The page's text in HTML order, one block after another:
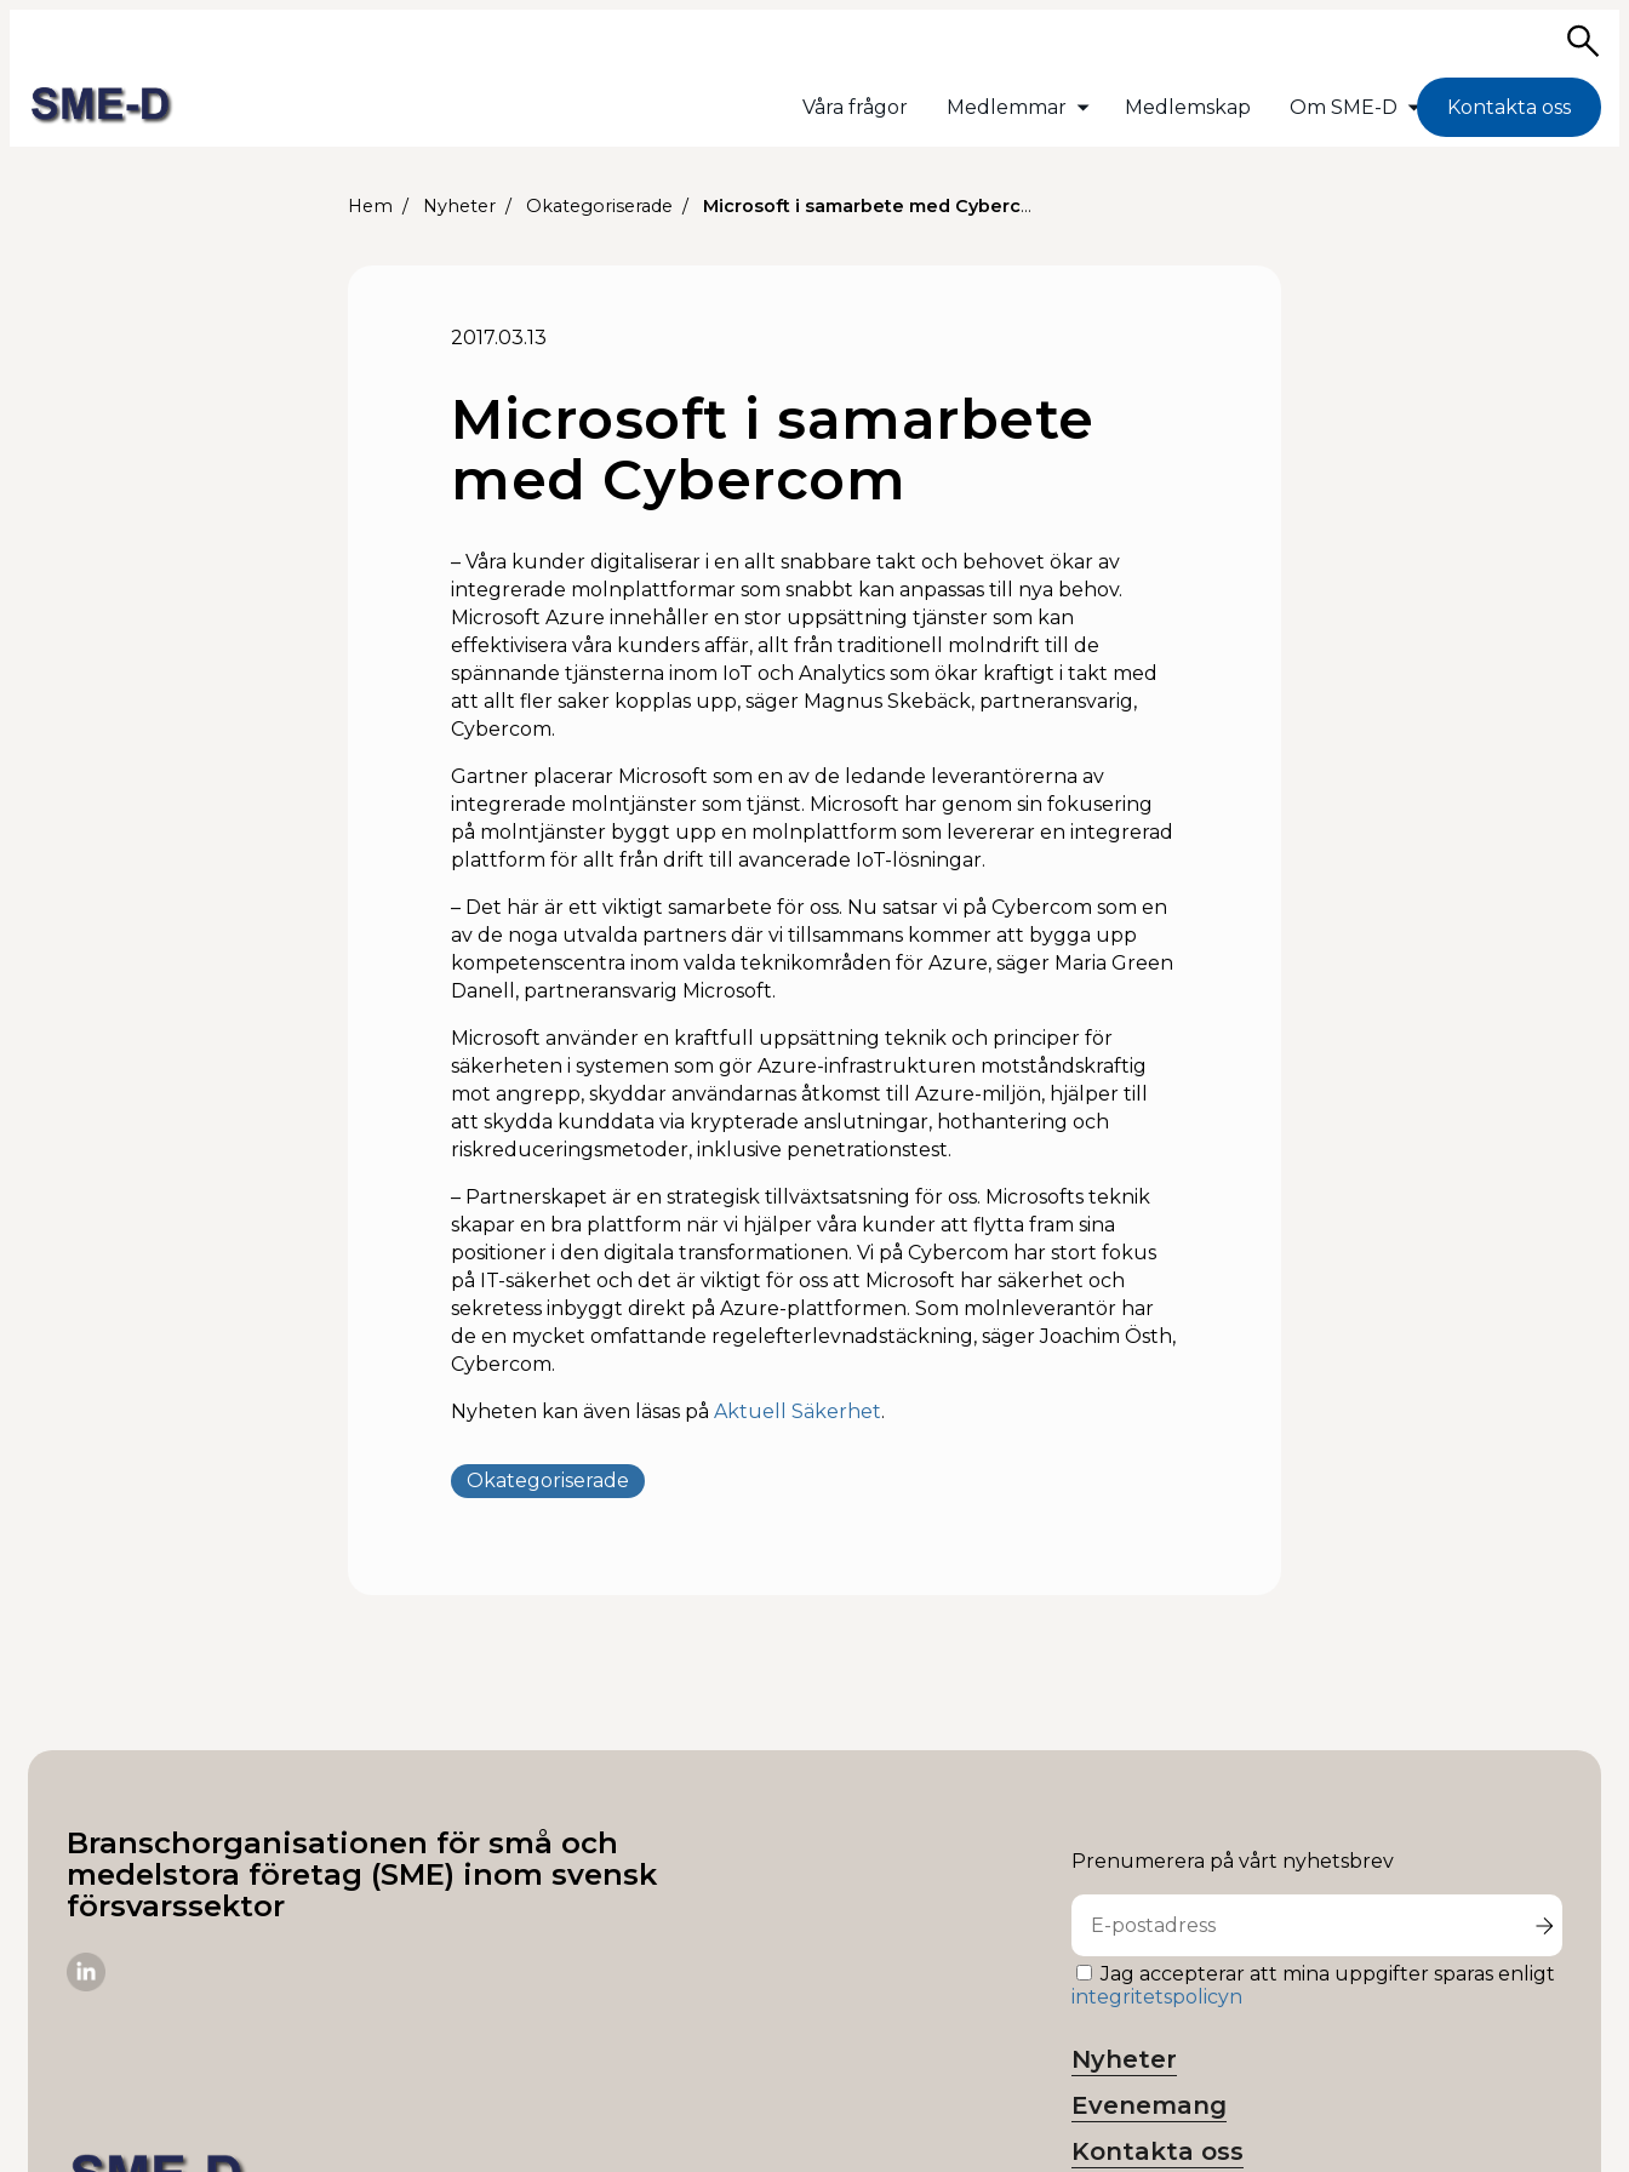
Våra frågor Medlemmar Medlemskap Om SME-D Kontakta oss
Hem Nyheter Okategoriserade Microsoft i samarbete med Cybercom
2017.03.13
Microsoft i samarbete
med Cybercom
– Våra kunder digitaliserar i en allt snabbare takt och behovet ökar av
integrerade molnplattformar som snabbt kan anpassas till nya behov.
Microsoft Azure innehåller en stor uppsättning tjänster som kan
effektivisera våra kunders affär, allt från traditionell molndrift till de
spännande tjänsterna inom IoT och Analytics som ökar kraftigt i takt med
att allt fler saker kopplas upp, säger Magnus Skebäck, partneransvarig,
Cybercom.
Gartner placerar Microsoft som en av de ledande leverantörerna av
integrerade molntjänster som tjänst. Microsoft har genom sin fokusering
på molntjänster byggt upp en molnplattform som levererar en integrerad
plattform för allt från drift till avancerade IoT-lösningar.
– Det här är ett viktigt samarbete för oss. Nu satsar vi på Cybercom som en
av de noga utvalda partners där vi tillsammans kommer att bygga upp
kompetenscentra inom valda teknikområden för Azure, säger Maria Green
Danell, partneransvarig Microsoft.
Microsoft använder en kraftfull uppsättning teknik och principer för
säkerheten i systemen som gör Azure-infrastrukturen motståndskraftig
mot angrepp, skyddar användarnas åtkomst till Azure-miljön, hjälper till
att skydda kunddata via krypterade anslutningar, hothantering och
riskreduceringsmetoder, inklusive penetrationstest.
– Partnerskapet är en strategisk tillväxtsatsning för oss. Microsofts teknik
skapar en bra plattform när vi hjälper våra kunder att flytta fram sina
positioner i den digitala transformationen. Vi på Cybercom har stort fokus
på IT-säkerhet och det är viktigt för oss att Microsoft har säkerhet och
sekretess inbyggt direkt på Azure-plattformen. Som molnleverantör har
de en mycket omfattande regelefterlevnadstäckning, säger Joachim Östh,
Cybercom.
Nyheten kan även läsas på Aktuell Säkerhet.
Okategoriserade
Branschorganisationen för små och
medelstora företag (SME) inom svensk
försvarssektor
Prenumerera på vårt nyhetsbrev
Jag accepterar att mina uppgifter sparas enligt
integritetspolicyn
Nyheter
Evenemang
Kontakta oss